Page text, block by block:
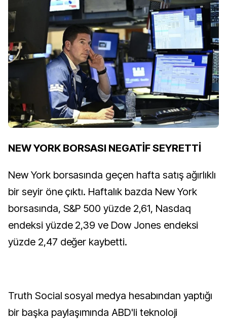
NEW YORK BORSASI NEGATİF SEYRETTİ
New York borsasında geçen hafta satış ağırlıklı
bir seyir öne çıktı. Haftalık bazda New York
borsasında, S&P 500 yüzde 2,61, Nasdaq
endeksi yüzde 2,39 ve Dow Jones endeksi
yüzde 2,47 değer kaybetti.
Truth Social sosyal medya hesabından yaptığı
bir başka paylaşımında ABD'li teknoloji